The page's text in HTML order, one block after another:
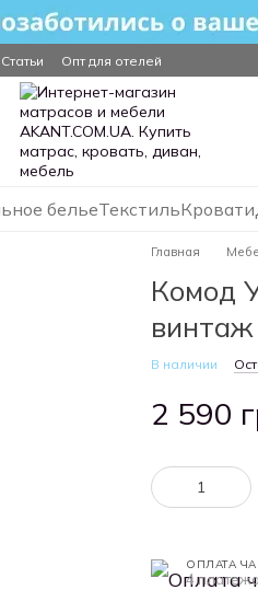
Статьи Опт для отелей
бельеТекстильКровати
Главная
Комод
В наличии
2 590
ОПЛАТА
4